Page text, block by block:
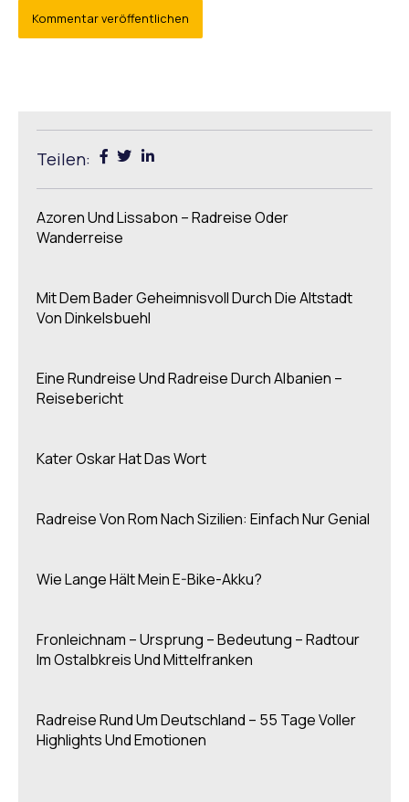
Teilen:
Azoren Und Lissabon – Radreise Oder
Wanderreise
Mit Dem Bader Geheimnisvoll Durch Die Altstadt
Von Dinkelsbuehl
Eine Rundreise Und Radreise Durch Albanien –
Reisebericht
Kater Oskar Hat Das Wort
Radreise Von Rom Nach Sizilien: Einfach Nur Genial
Wie Lange Hält Mein E-Bike-Akku?
Fronleichnam – Ursprung – Bedeutung – Radtour
Im Ostalbkreis Und Mittelfranken
Radreise Rund Um Deutschland – 55 Tage Voller
Highlights Und Emotionen